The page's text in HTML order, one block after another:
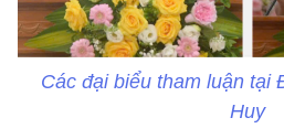
Các đại biểu tham luận tại
Huy